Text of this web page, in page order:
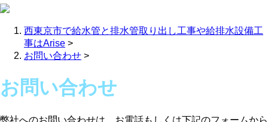
西東京市で給水管と排水管取り出し工事や給排水設備工
事はArise >
お問い合わせ >
お問い合わせ
弊社へのお問い合わせは、お電話もしくは下記のフォームから